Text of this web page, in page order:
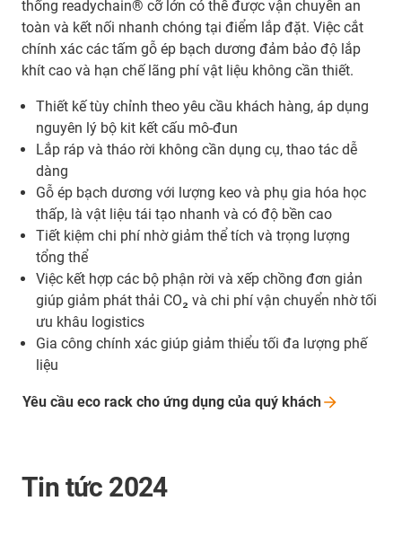
thống readychain® cỡ lớn có thể được vận chuyển an
toàn và kết nối nhanh chóng tại điểm lắp đặt. Việc cắt
chính xác các tấm gỗ ép bạch dương đảm bảo độ lắp
khít cao và hạn chế lãng phí vật liệu không cần thiết.
Thiết kế tùy chỉnh theo yêu cầu khách hàng, áp dụng
nguyên lý bộ kit kết cấu mô-đun
Lắp ráp và tháo rời không cần dụng cụ, thao tác dễ
dàng
Gỗ ép bạch dương với lượng keo và phụ gia hóa học
thấp, là vật liệu tái tạo nhanh và có độ bền cao
Tiết kiệm chi phí nhờ giảm thể tích và trọng lượng
tổng thể
Việc kết hợp các bộ phận rời và xếp chồng đơn giản
giúp giảm phát thải CO₂ và chi phí vận chuyển nhờ tối
ưu khâu logistics
Gia công chính xác giúp giảm thiểu tối đa lượng phế
liệu
Yêu cầu eco rack cho ứng dụng của quý khách
Tin tức 2024